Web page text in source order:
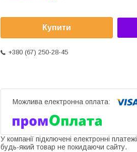
Купити
+380 (67) 250-28-45
У компанії підключені електронні
будь-який товар не покидаючи сайту.